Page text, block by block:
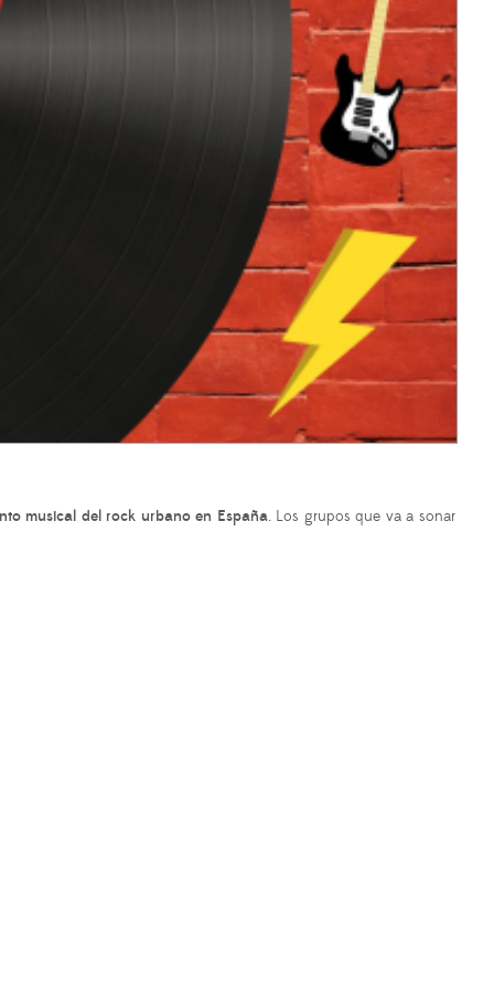
musical del rock urbano en España. Los grupos que va a sonar